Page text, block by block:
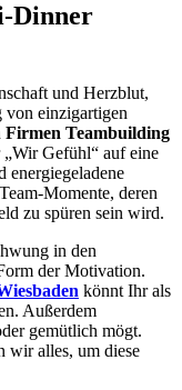
Dinner
und Herzblut,
von einzigartigen
Firmen Teambuilding
Gefühl“ auf eine
energiegeladene
Momente, deren
zu spüren sein wird.
in den
der Motivation.
könnt Ihr als
Außerdem
gemütlich mögt.
wir alles, um diese